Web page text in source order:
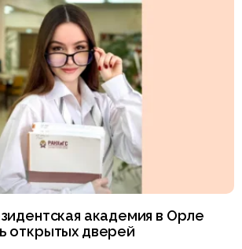
академия в Орле
открытых дверей